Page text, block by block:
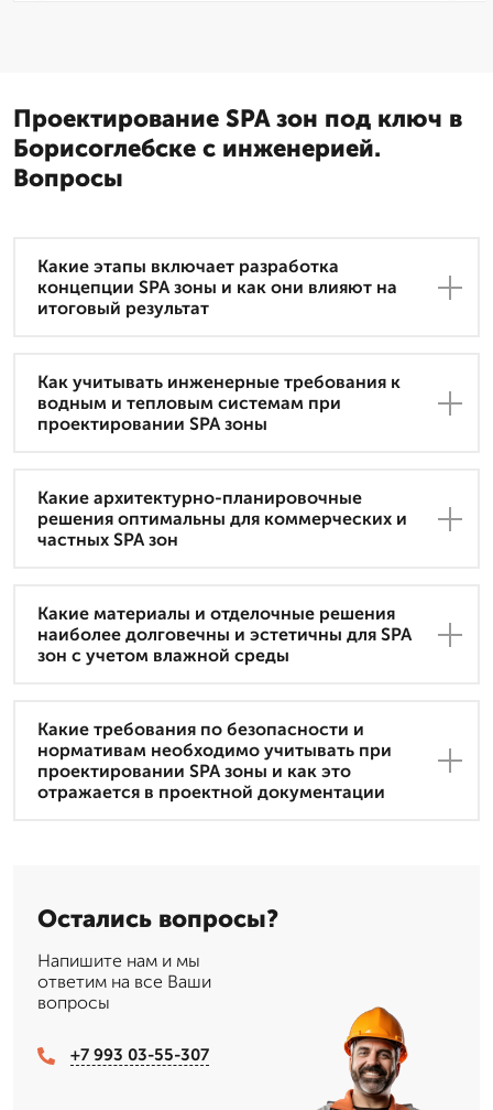
Проектирование SPA зон под ключ в
Борисоглебске с инженерией.
Вопросы
Какие этапы включает разработка
концепции SPA зоны и как они влияют на
итоговый результат
Как учитывать инженерные требования к
водным и тепловым системам при
проектировании SPA зоны
Какие архитектурно-планировочные
решения оптимальны для коммерческих и
частных SPA зон
Какие материалы и отделочные решения
наиболее долговечны и эстетичны для SPA
зон с учетом влажной среды
Какие требования по безопасности и
нормативам необходимо учитывать при
проектировании SPA зоны и как это
отражается в проектной документации
Остались вопросы?
Напишите нам и мы
ответим на все Ваши
вопросы
+7 993 03-55-307